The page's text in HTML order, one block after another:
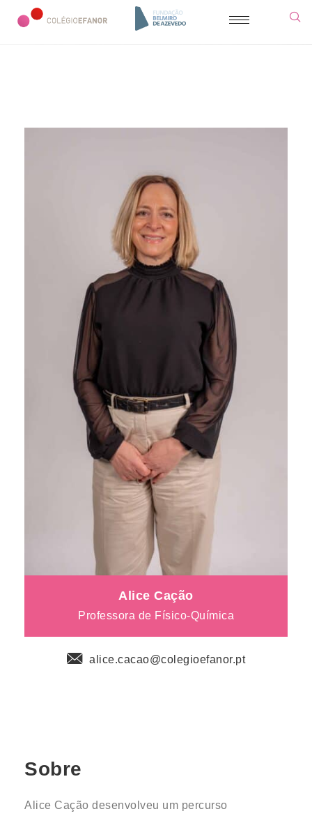
Alice Cação
Professora de Físico-Química
alice.cacao@colegioefanor.pt
Sobre
Alice Cação desenvolveu um percurso